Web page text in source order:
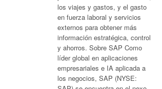
los viajes y gastos, y el gasto
en fuerza laboral y servicios
externos para obtener más
información estratégica, control
y ahorros. Sobre SAP Como
líder global en aplicaciones
empresariales e IA aplicada a
los negocios, SAP (NYSE: